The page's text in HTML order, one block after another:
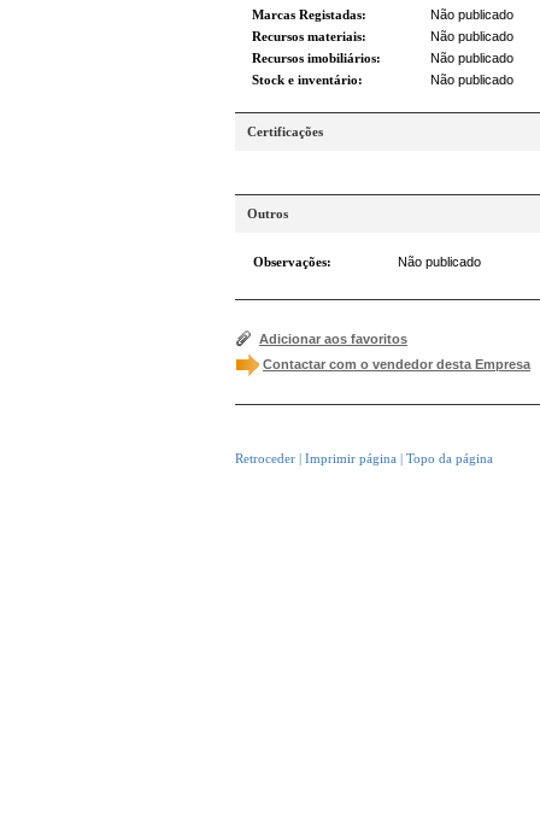
Marcas Registadas:
Não publicado
Recursos materiais:
Não publicado
Recursos imobiliários:
Não publicado
Stock e inventário:
Não publicado
Certificações
Outros
Observações: Não publicado
Adicionar aos favoritos
Contactar com o vendedor desta Empresa
Retroceder | Imprimir página | Topo da página